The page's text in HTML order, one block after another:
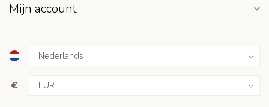
Mijn account
€